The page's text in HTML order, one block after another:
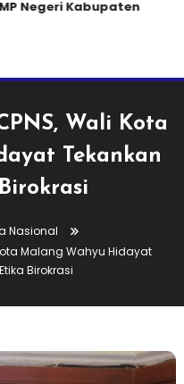
Negeri Kabupaten
Wali Kota
Tekankan
Nasional
Malang Wahyu Hidayat
Birokrasi